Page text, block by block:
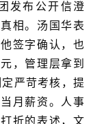
发布公开信澄
相。汤国华表
签字确认，也
，管理层拿到
严苛考核，提
月薪资。人事
折的表述，文